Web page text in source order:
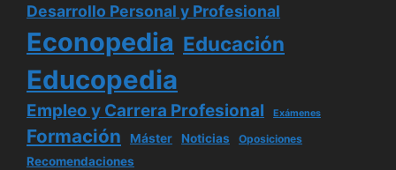
Desarrollo Personal y Profesional
Econopedia Educación
Educopedia
Empleo y Carrera Profesional Exámenes
Formación Máster Noticias Oposiciones
Recomendaciones